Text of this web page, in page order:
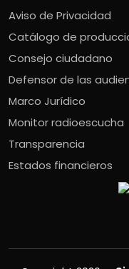
Aviso de Privacidad
Catálogo de
Consejo ciudadano
Defensor de las
Marco Jurídico
Monitor radioescucha
Transparencia
Estados financieros